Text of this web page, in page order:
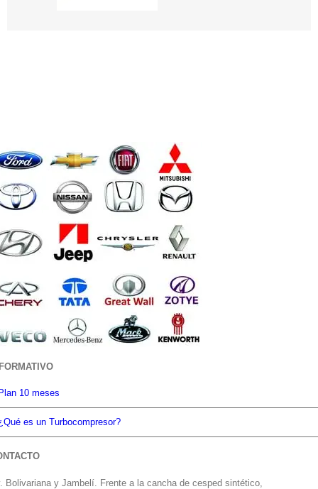
10 meses
es un Turbocompresor?
Bolivariana y Jambelí. Frente a la cancha de cesped sintético,